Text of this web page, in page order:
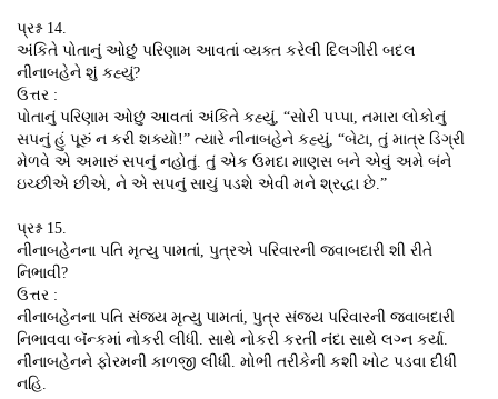
પ્રશ્ન 14.
અંકિતે પોતાનું ઓછું પરિણામ આવતાં વ્યક્ત કરેલી દિલગીરી બદલ
નીનાબહેને શું કહ્યું?
ઉત્તર :
પોતાનું પરિણામ ઓછું આવતાં અંકિતે કહ્યું, “સોરી પપ્પા, તમારા લોકોનું
સપનું હું પૂરું ન કરી શક્યો!” ત્યારે નીનાબહેને કહ્યું, “બેટા, તું માત્ર ડિગ્રી
મેળવે એ અમારું સપનું નહોતું. તું એક ઉમદા માણસ બને એવું અમે બંને
ઇચ્છીએ છીએ, ને એ સપનું સાચું પડશે એવી મને શ્રદ્ધા છે.”
પ્રશ્ન 15.
નીનાબહેનના પતિ મૃત્યુ પામતાં, પુત્રએ પરિવારની જવાબદારી શી રીતે
નિભાવી?
ઉત્તર :
નીનાબહેનના પતિ સંજય મૃત્યુ પામતાં, પુત્ર સંજય પરિવારની જવાબદારી
નિભાવવા બૅન્કમાં નોકરી લીધી. સાથે નોકરી કરતી નંદા સાથે લગ્ન કર્યા.
નીનાબહેનને ફોરમની કાળજી લીધી. મોભી તરીકેની કશી ખોટ પડવા દીધી
નહિ.